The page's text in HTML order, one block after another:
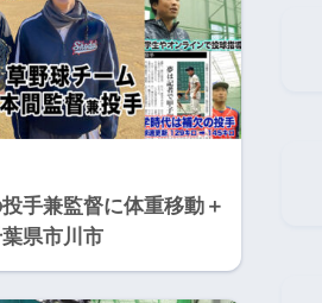
手兼監督に体重移動＋
県市川市